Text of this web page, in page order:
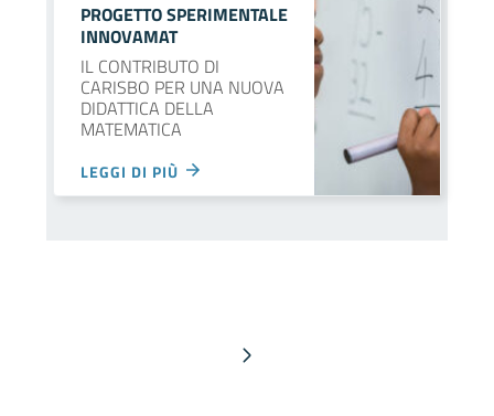
PROGETTO SPERIMENTALE
INNOVAMAT
IL CONTRIBUTO DI
CARISBO PER UNA NUOVA
DIDATTICA DELLA
MATEMATICA
LEGGI DI PIÙ
Pagina successiva